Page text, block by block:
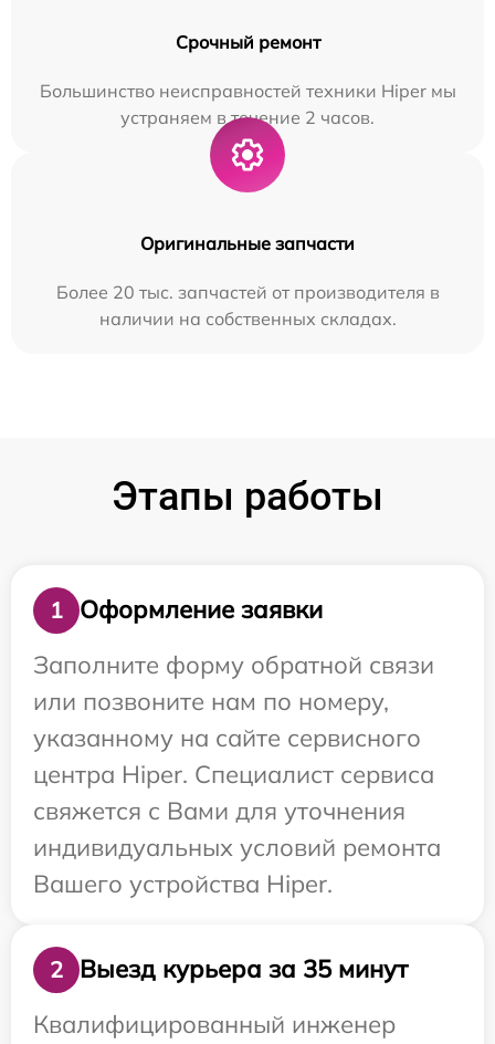
Срочный ремонт
Большинство неисправностей техники Hiper мы
устраняем в течение 2 часов.
Оригинальные запчасти
Более 20 тыс. запчастей от производителя в
наличии на собственных складах.
Этапы работы
1
Оформление заявки
Заполните форму обратной связи
или позвоните нам по номеру,
указанному на сайте сервисного
центра Hiper. Специалист сервиса
свяжется с Вами для уточнения
индивидуальных условий ремонта
Вашего устройства Hiper.
2
Выезд курьера за 35 минут
Квалифицированный инженер